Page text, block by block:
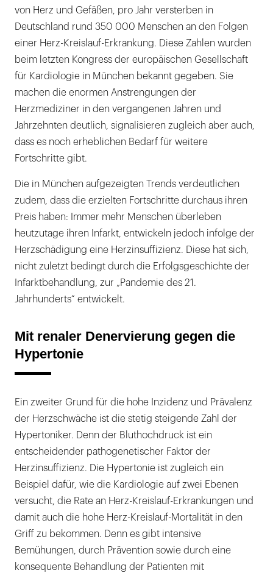
Gender-Unterschiede bei der
Herzinsuffizienz
TAVI – Herzklappen von der Leiste aus
INFO
Hohe Herz-KreislaufSterblichkeit
Aus Sicht der Zahnmedizin
von Herz und Gefäßen, pro Jahr versterben in
Deutschland rund 350 000 Menschen an den Folgen
einer Herz-Kreislauf-Erkrankung. Diese Zahlen wurden
beim letzten Kongress der europäischen Gesellschaft
für Kardiologie in München bekannt gegeben. Sie
machen die enormen Anstrengungen der
Herzmediziner in den vergangenen Jahren und
Jahrzehnten deutlich, signalisieren zugleich aber auch,
dass es noch erheblichen Bedarf für weitere
Fortschritte gibt.
Die in München aufgezeigten Trends verdeutlichen
zudem, dass die erzielten Fortschritte durchaus ihren
Preis haben: Immer mehr Menschen überleben
heutzutage ihren Infarkt, entwickeln jedoch infolge der
Herzschädigung eine Herzinsuffizienz. Diese hat sich,
nicht zuletzt bedingt durch die Erfolgsgeschichte der
Infarktbehandlung, zur „Pandemie des 21.
Jahrhunderts“ entwickelt.
Mit renaler Denervierung gegen die
Hypertonie
Ein zweiter Grund für die hohe Inzidenz und Prävalenz
der Herzschwäche ist die stetig steigende Zahl der
Hypertoniker. Denn der Bluthochdruck ist ein
entscheidender pathogenetischer Faktor der
Herzinsuffizienz. Die Hypertonie ist zugleich ein
Beispiel dafür, wie die Kardiologie auf zwei Ebenen
versucht, die Rate an Herz-Kreislauf-Erkrankungen und
damit auch die hohe Herz-Kreislauf-Mortalität in den
Griff zu bekommen. Denn es gibt intensive
Bemühungen, durch Prävention sowie durch eine
konsequente Behandlung der Patienten mit